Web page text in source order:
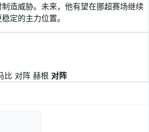
造威胁。未来，他有望在挪超赛场继续
定的主力位置。
比 对阵 赫根 对阵